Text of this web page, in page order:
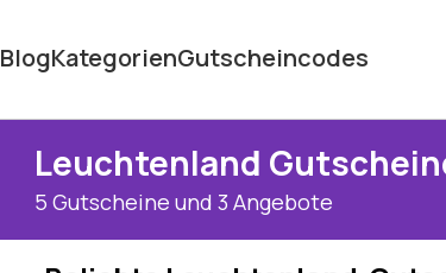
BlogKategorienGutscheincodes
Leuchtenland
5 Gutscheine und 3 Angebote